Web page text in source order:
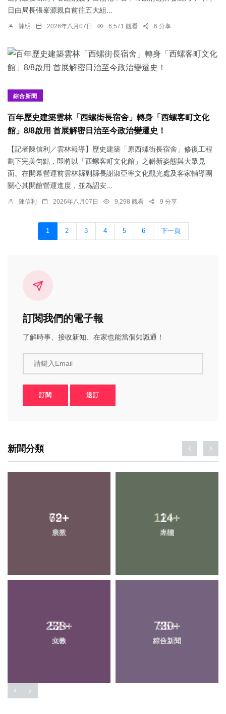
日由局長張峯源親自前往五大組...
陳明 2026年八月07日 6,571 觀看 6 分享
綜合新聞
百年歷史建築雲林「西螺街長宿舍」轉身「西螺客町文化
館」8/8啟用 首展解密日治至今政治變遷史！
【記者陳信利／雲林報導】歷史建築「原西螺街長宿舍」修復工程
劃下完美句點，即將以「西螺客町文化館」之嶄新姿態與大眾見
面。在開幕營運前雲林縣副縣長謝淑亞率文化觀光處及客家輔導團
關心其開館營運進度，並為詔安...
陳信利 2026年八月07日 9,298 觀看 9 分享
1 2 3 4 5 6 下一頁
訂閱我們的電子報
了解時事、接收新知、在家也能當個知識通！
請鍵入Email
訂閱 退訂
新聞分類
69+
宗教
2+
大陸
52+
頭條
35+
科技新知
72+
農業
114+
專欄
238+
文教
730+
綜合新聞